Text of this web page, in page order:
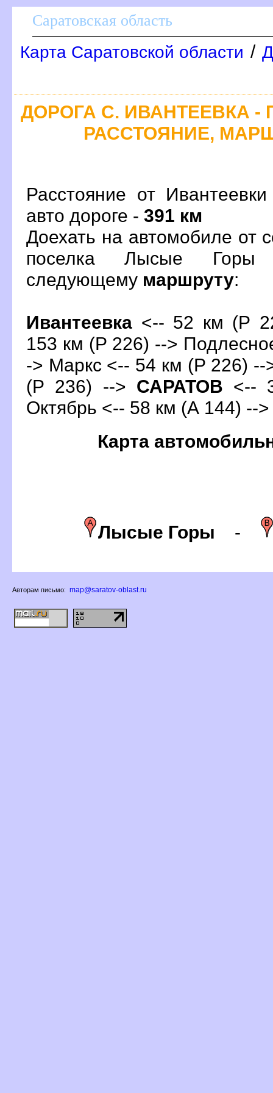
Саратовская область
Карта Саратовской области /
ДОРОГА С. ИВАНТЕЕВКА
РАССТОЯНИЕ,
Расстояние от
авто дороге - 391 км
Доехать на автомобиле от
поселка Лысые Горы
следующему маршруту:
Ивантеевка <-- 52 км (Р
153 км (Р 226) -->
-> Маркс <-- 54 км (Р 226)
(Р 236) --> САРАТО <--
Октябрь <-- 58 км (А 144) --
Карта
Лысые Горы -
Авторам письмо: map@saratov-oblast.ru